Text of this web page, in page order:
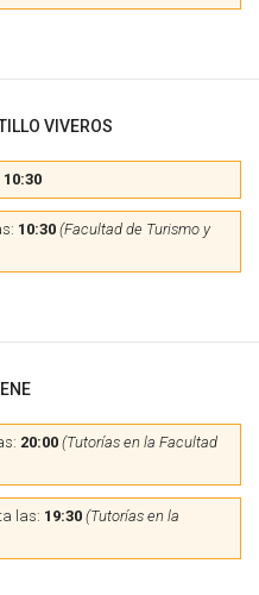
VIVEROS
10:30
10:30 (Facultad de Turismo y
20:00 (Tutorías en la Facultad
las: 19:30 (Tutorías en la